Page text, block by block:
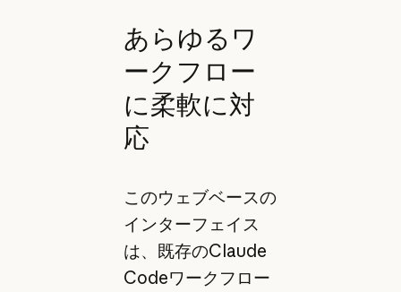
あらゆるワ
ークフロー
に柔軟に対
応
このウェブベースの
インターフェイス
は、既存のClaude
Codeワークフロー